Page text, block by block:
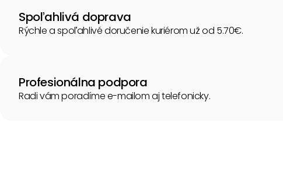
Spoľahlivá doprava
Rýchle a spoľahlivé doručenie kuriérom už od 5.70€.
Profesionálna podpora
Radi vám poradíme e-mailom aj telefonicky.